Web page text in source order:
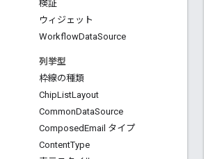
検証
ウィジェット
WorkflowDataSource
列挙型
枠線の種類
ChipListLayout
CommonDataSource
ComposedEmail タイプ
ContentType